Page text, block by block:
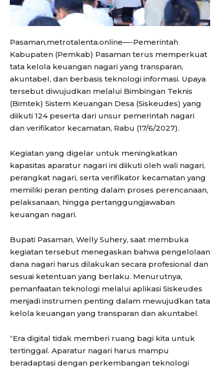
Pasaman,metrotalenta.online—-Pemerintah
Kabupaten (Pemkab) Pasaman terus memperkuat
tata kelola keuangan nagari yang transparan,
akuntabel, dan berbasis teknologi informasi. Upaya
tersebut diwujudkan melalui Bimbingan Teknis
(Bimtek) Sistem Keuangan Desa (Siskeudes) yang
diikuti 124 peserta dari unsur pemerintah nagari
dan verifikator kecamatan, Rabu (17/6/2027).
Kegiatan yang digelar untuk meningkatkan
kapasitas aparatur nagari ini diikuti oleh wali nagari,
perangkat nagari, serta verifikator kecamatan yang
memiliki peran penting dalam proses perencanaan,
pelaksanaan, hingga pertanggungjawaban
keuangan nagari.
Bupati Pasaman, Welly Suhery, saat membuka
kegiatan tersebut menegaskan bahwa pengelolaan
dana nagari harus dilakukan secara profesional dan
sesuai ketentuan yang berlaku. Menurutnya,
pemanfaatan teknologi melalui aplikasi Siskeudes
menjadi instrumen penting dalam mewujudkan tata
kelola keuangan yang transparan dan akuntabel.
“Era digital tidak memberi ruang bagi kita untuk
tertinggal. Aparatur nagari harus mampu
beradaptasi dengan perkembangan teknologi